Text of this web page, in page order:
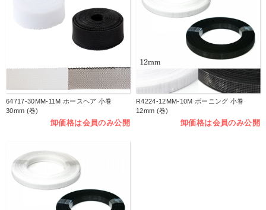
64717-30MM-11M ホースヘア 小巻
30mm (巻)
卸価格は会員のみ公開
R4224-12MM-10M ボーニング 小巻
12mm (巻)
卸価格は会員のみ公開